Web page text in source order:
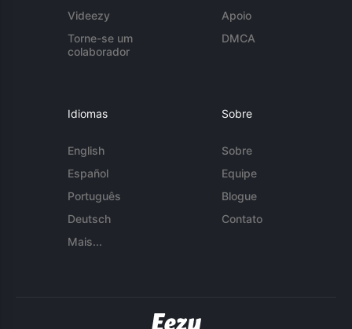
Videezy
Torne-se um
colaborador
Apoio
DMCA
Idiomas
English
Español
Português
Deutsch
Mais...
Sobre
Sobre
Equipe
Blogue
Contato